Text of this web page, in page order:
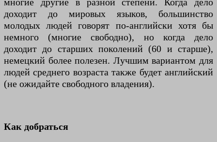
доходит до мировых языков, большинство
молодых людей говорят по-английски хотя бы
немного (многие свободно), но когда дело
доходит до старших поколений (60 и старше),
немецкий более полезен. Лучшим вариантом для
людей среднего возраста также будет английский
(не ожидайте свободного владения).
Как добраться